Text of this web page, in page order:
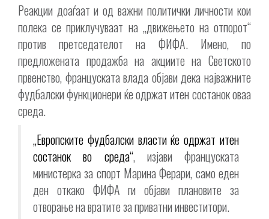
Реакции доаѓаат и од важни политички личности кои
полека се приклучуваат на „движењето на отпорот“
против претседателот на ФИФА. Имено, по
предложената продажба на акциите на Светското
првенство, француската влада објави дека најважните
фудбалски функционери ќе одржат итен состанок оваа
среда.
„Европските фудбалски власти ќе одржат итен
состанок во среда“, изјави француската
министерка за спорт Марина Ферари, само еден
ден откако ФИФА ги објави плановите за
отворање на вратите за приватни инвеститори.